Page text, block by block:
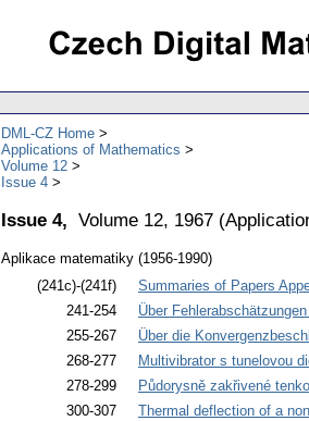
DML-CZ Home
Applications of Mathematics
Volume 12
Issue 4
Issue 4, Volume 12, 1967 (
Aplikace matematiky (1956-1990)
(241c)-(241f)
Summaries of Papers
241-254
Über
255-267
Über die
268-277
Multivibrator s tunelovou
278-299
Půdorysně zakřivené
300-307
Thermal deflection of a